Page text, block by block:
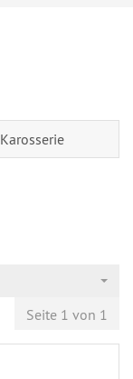
Karosserie
Seite 1 von 1